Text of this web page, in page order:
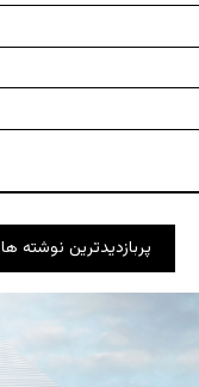
پربازدیدترین نوشته ها